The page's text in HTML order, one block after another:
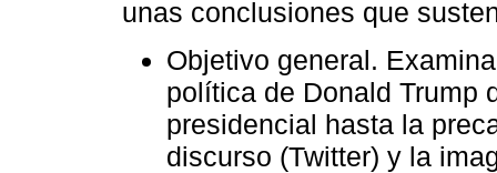
unas conclusiones que
Objetivo general.
política de Donald Trump
presidencial hasta la
discurso (Twitter) y la